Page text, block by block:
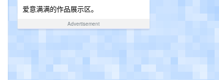
爱意满满的作品展示区。
Advertisement